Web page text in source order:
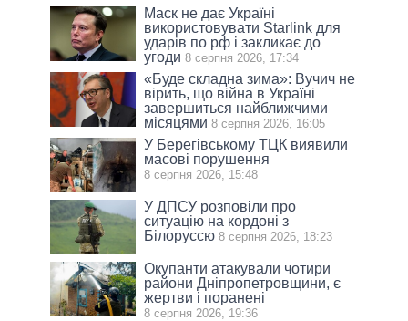
Маск не дає Україні
використовувати Starlink для
ударів по рф і закликає до
угоди 8 серпня 2026, 17:34
«Буде складна зима»: Вучич не
вірить, що війна в Україні
завершиться найближчими
місяцями 8 серпня 2026, 16:05
У Берегівському ТЦК виявили
масові порушення
8 серпня 2026, 15:48
У ДПСУ розповіли про
ситуацію на кордоні з
Білоруссю 8 серпня 2026, 18:23
Окупанти атакували чотири
райони Дніпропетровщини, є
жертви і поранені
8 серпня 2026, 19:36